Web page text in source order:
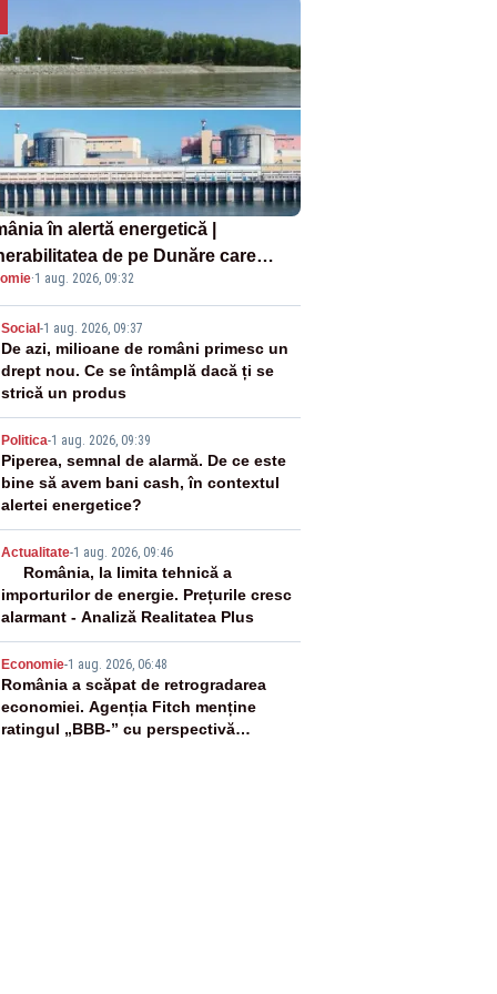
în alertă energetică |
de pe Dunăre care
în pericol Centrala Cernavodă era
de pe vremea lui Ceaușescu
·1 aug. 2026, 09:32
Social -1 aug. 2026, 09:37
De azi, milioane de români primesc un
drept nou. Ce se întâmplă dacă ți se
strică un produs
Politica-1 aug. 2026, 09:39
Piperea, semnal de alarmă. De ce este
bine să avem bani cash, în contextul
alertei energetice?
Actualitate-1 aug. 2026, 09:46
România, la limita tehnică a
importurilor de energie. Prețurile cresc
alarmant - Analiză Realitatea Plus
Economie-1 aug. 2026, 06:48
România a scăpat de retrogradarea
economiei. Agenția Fitch menține
ratingul „BBB-” cu perspectivă